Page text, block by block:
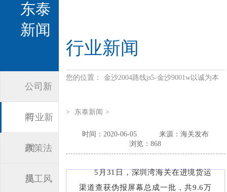
东泰
新闻
公司新
闻
行业新
闻
政策法
规
员工风
行业新闻
您的位置： 金沙2004路线js5-金沙9001w以诚为本
> 东泰新闻 >
时间：2020-06-05
来源：海关发布
浏览：868
5月31日，深圳湾海关在进境货运
渠道查获伪报屏幕总成一批，共9.6万